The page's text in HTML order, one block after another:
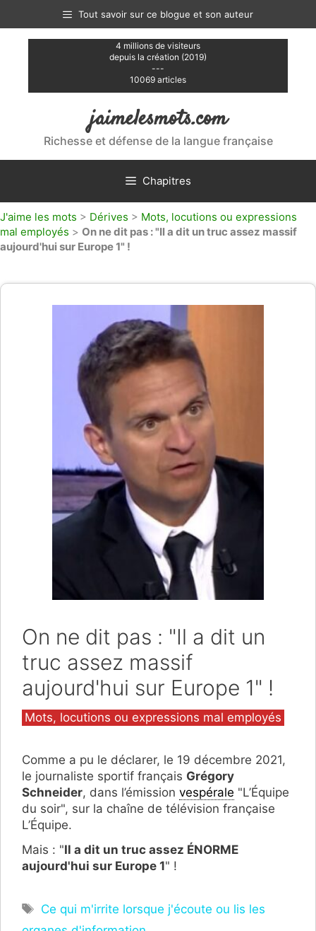
contenu
Tout savoir sur ce blogue et son auteur
4 millions de visiteurs
depuis la création (2019)
---
10069 articles
jaimelesmots.com
Richesse et défense de la langue française
Chapitres
J'aime les mots > Dérives > Mots, locutions ou expressions
mal employés > On ne dit pas : "Il a dit un truc assez massif
aujourd'hui sur Europe 1" !
On ne dit pas : "Il a dit un
truc assez massif
aujourd'hui sur Europe 1" !
Catégories
Mots, locutions ou expressions mal employés
Comme a pu le déclarer, le 19 décembre 2021,
le journaliste sportif français Grégory
Schneider, dans l’émission vespérale "L’Équipe
du soir", sur la chaîne de télévision française
L’Équipe.
Mais : "Il a dit un truc assez ÉNORME
aujourd'hui sur Europe 1" !
Étiquettes
Ce qui m'irrite lorsque j'écoute ou lis les